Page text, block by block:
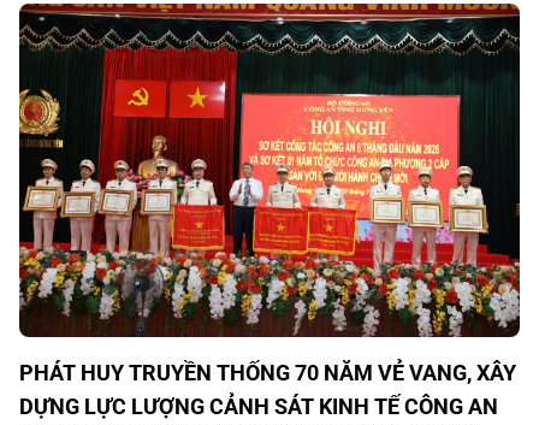
PHÁT HUY TRUYỀN THỐNG 70 NĂM VẺ VANG, XÂY
DỰNG LỰC LƯỢNG CẢNH SÁT KINH TẾ CÔNG AN